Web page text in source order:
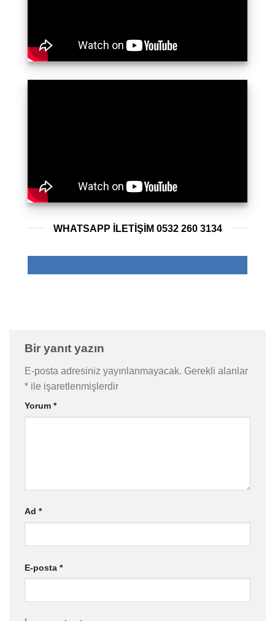
WHATSAPP ILETIŞIM 0532 260 3134
Bir yanıt yazın
E-posta adresiniz yayınlanmayacak. Gerekli alanlar
* ile işaretlenmişlerdir
Yorum *
Ad *
E-posta *